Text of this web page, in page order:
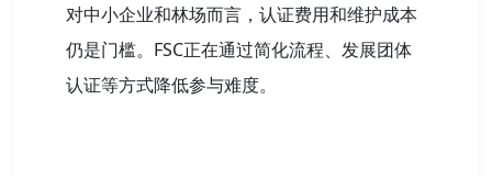
对中小企业和林场而言，认证费用和维护成本
仍是门槛。FSC正在通过简化流程、发展团体
认证等方式降低参与难度。